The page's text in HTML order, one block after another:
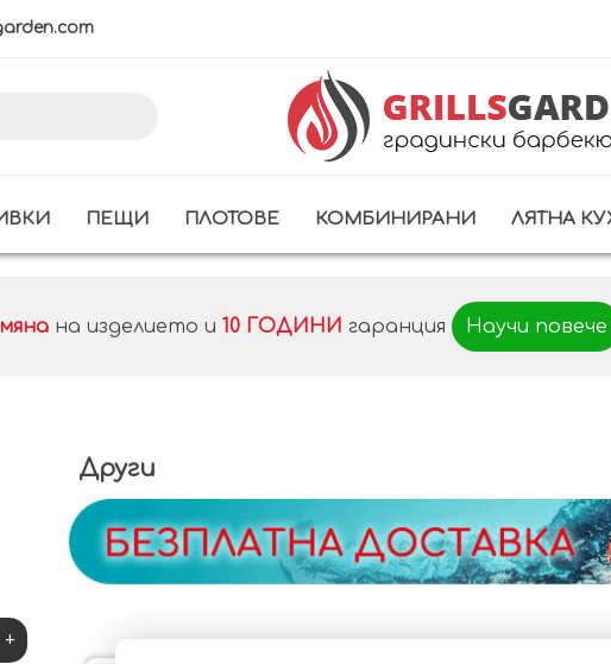
ПЕЩИ ПЛОТОВЕ КОМБИНИРАНИ ЛЯТНА
на изделието и 10 ГОДИНИ гаранция Научи повече
+
Други